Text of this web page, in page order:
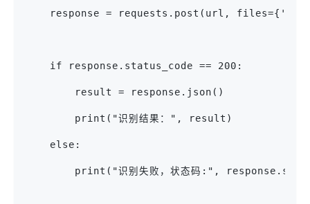
response = requests.post(url,
    if response.status_code == 200:
        result = response.json()
        print("识别结果：", result)
    else:
print("识别失败，状态码:",